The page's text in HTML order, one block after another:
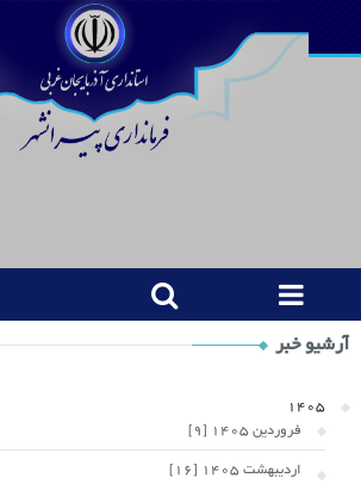
Shop
Category
Widget
آرشیو خبر
1405
فروردین 1405 [9]
اردیبهشت 1405 [16]